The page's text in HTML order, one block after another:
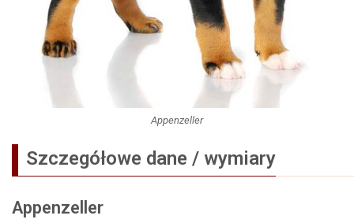
Appenzeller
Szczegółowe dane / wymiary
Appenzeller